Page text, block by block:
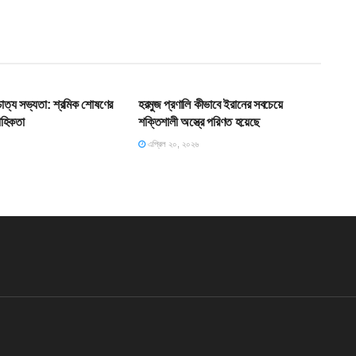
সভ্যতা: শ্রমিক শোষণের
হরমুজ প্রণালি কীভাবে ইরানের সবচেয়ে
শক্তিশালী অস্ত্রে পরিণত হয়েছে
এপ্রিল ২০, ২০২৬